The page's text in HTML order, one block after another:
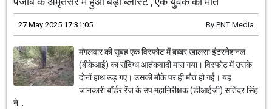
27 May 2025 17:31:05 By PNT Media
मंगलवार की सुबह एक विस्फोट में बब्बर खालसा इंटरनेशनल
(बीकेआई) का संदिग्ध आतंकवादी मारा गया। विस्फोट में उसके
दोनों हाथ उड़ गए। उसकी मौके पर ही मौत हो गई। यह
जानकारी बॉर्डर रेंज के उप महानिरीक्षक (डीआईजी) सतिंदर सिंह
ने...